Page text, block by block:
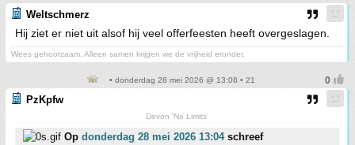
Weltschmerz
Hij ziet er niet uit alsof hij veel offerfeesten heeft overgeslagen.
Wees gehoorzaam. Alleen samen krijgen we de vrijheid eronder.
• donderdag 28 mei 2026 @ 13:08 • 21
PzKpfw
Devon 'No Limits'
Op donderdag 28 mei 2026 13:04schreef